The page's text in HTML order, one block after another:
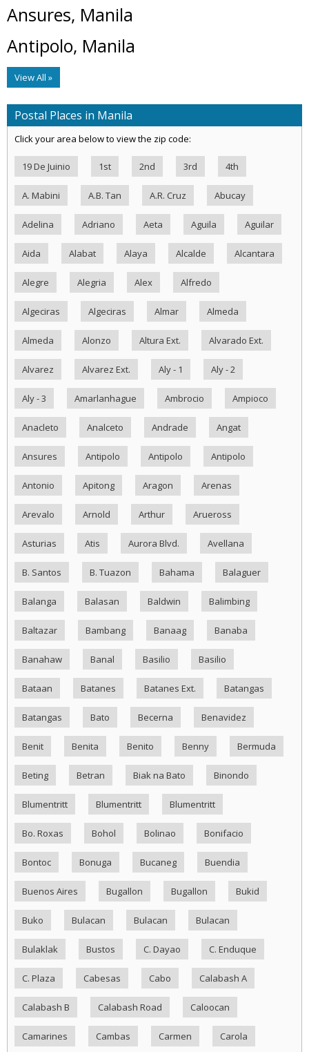
Ansures, Manila
Antipolo, Manila
View All »
Postal Places in Manila
Click your area below to view the zip code:
19 De Juinio 1st 2nd 3rd 4th
A. Mabini A.B. Tan A.R. Cruz Abucay
Adelina Adriano Aeta Aguila Aguilar
Aida Alabat Alaya Alcalde Alcantara
Alegre Alegria Alex Alfredo
Algeciras Algeciras Almar Almeda
Almeda Alonzo Altura Ext. Alvarado Ext.
Alvarez Alvarez Ext. Aly - 1 Aly - 2
Aly - 3 Amarlanhague Ambrocio Ampioco
Anacleto Analceto Andrade Angat
Ansures Antipolo Antipolo Antipolo
Antonio Apitong Aragon Arenas
Arevalo Arnold Arthur Arueross
Asturias Atis Aurora Blvd. Avellana
B. Santos B. Tuazon Bahama Balaguer
Balanga Balasan Baldwin Balimbing
Baltazar Bambang Banaag Banaba
Banahaw Banal Basilio Basilio
Bataan Batanes Batanes Ext. Batangas
Batangas Bato Becerna Benavidez
Benit Benita Benito Benny Bermuda
Beting Betran Biak na Bato Binondo
Blumentritt Blumentritt Blumentritt
Bo. Roxas Bohol Bolinao Bonifacio
Bontoc Bonuga Bucaneg Buendia
Buenos Aires Bugallon Bugallon Bukid
Buko Bulacan Bulacan Bulacan
Bulaklak Bustos C. Dayao C. Enduque
C. Plaza Cabesas Cabo Calabash A
Calabash B Calabash Road Caloocan
Camarines Cambas Carmen Carola